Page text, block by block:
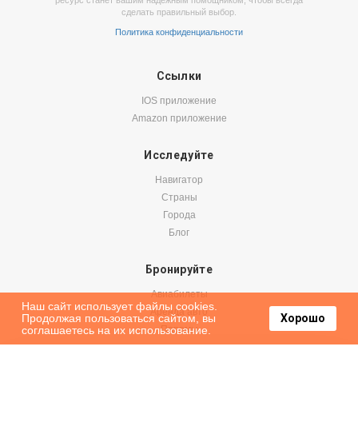
сделать правильный выбор.
Политика конфиденциальности
Ссылки
IOS приложение
Amazon приложение
Исследуйте
Навигатор
Страны
Города
Блог
Бронируйте
Авиабилеты
Аренда авто
Паромы
Наш сайт использует файлы cookies.
Продолжая пользоваться сайтом, вы
соглашаетесь на их использование.
Хорошо